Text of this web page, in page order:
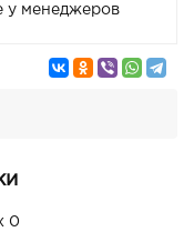
у менеджеров
0